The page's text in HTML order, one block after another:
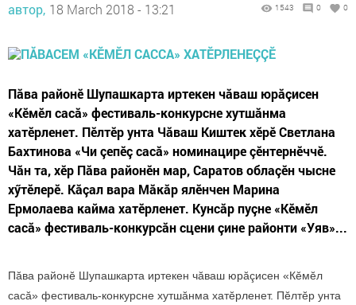
автор, 18 March 2018 - 13:21 1543 0 0
Пăва районӗ Шупашкарта иртекен чăваш юрăçисен
«Кӗмӗл сасă» фестиваль-конкурсне хутшăнма
хатӗрленет. Пӗлтӗр унта Чăваш Киштек хӗрӗ Светлана
Бахтинова «Чи çепӗç сасă» номинацире çӗнтернӗччӗ.
Чăн та, хӗр Пăва районӗн мар, Саратов облаçӗн чысне
хӳтӗлерӗ. Кăçал вара Мăкăр ялӗнчен Марина
Ермолаева кайма хатӗрленет. Кунсăр пуçне «Кӗмӗл
сасă» фестиваль-конкурсăн сцени çине районти «Уяв»...
Пăва районӗ Шупашкарта иртекен чăваш юрăçисен «Кӗмӗл
сасă» фестиваль-конкурсне хутшăнма хатӗрленет. Пӗлтӗр унта